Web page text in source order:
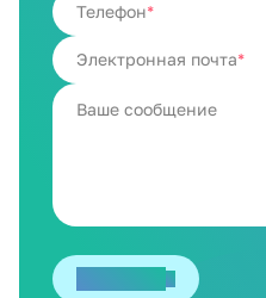
Телефон
Электронная почта